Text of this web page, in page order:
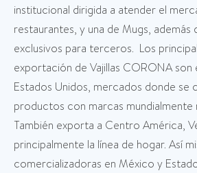
institucional dirigida a atender el
restaurantes, y una de Mugs,
exclusivos para terceros. Los
exportación de Vajillas CORONA son
Estados Unidos, mercados donde se
productos con marcas mundialmente
También exporta a Centro América,
principalmente la línea de hogar. Así
comercializadoras en México y